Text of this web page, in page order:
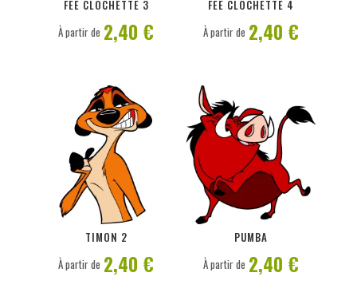
FÉE CLOCHETTE 3
À partir de 2,40 €
FÉE CLOCHETTE 4
À partir de 2,40 €
TIMON 2
PERSONNALISER
À partir de 2,40 €
PUMBA
PERSONNALISER
À partir de 2,40 €